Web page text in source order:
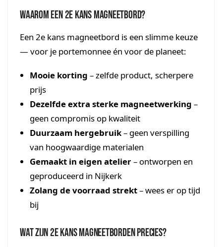
Waarom een 2e kans magneetbord?
Een 2e kans magneetbord is een slimme keuze
— voor je portemonnee én voor de planeet:
Mooie korting – zelfde product, scherpere
prijs
Dezelfde extra sterke magneetwerking –
geen compromis op kwaliteit
Duurzaam hergebruik– geen verspilling
van hoogwaardige materialen
Gemaakt in eigen atelier– ontworpen en
geproduceerd in Nijkerk
Zolang de voorraad strekt– wees er op tijd
bij
Wat zijn 2e kans magneetborden precies?